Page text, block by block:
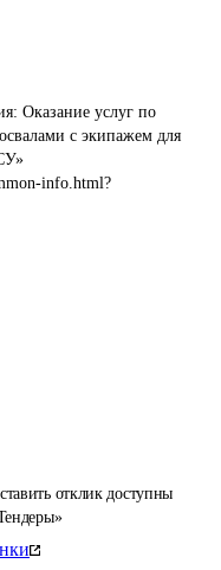
отклик доступны
Оказание услуг по
с экипажем для
info.html?